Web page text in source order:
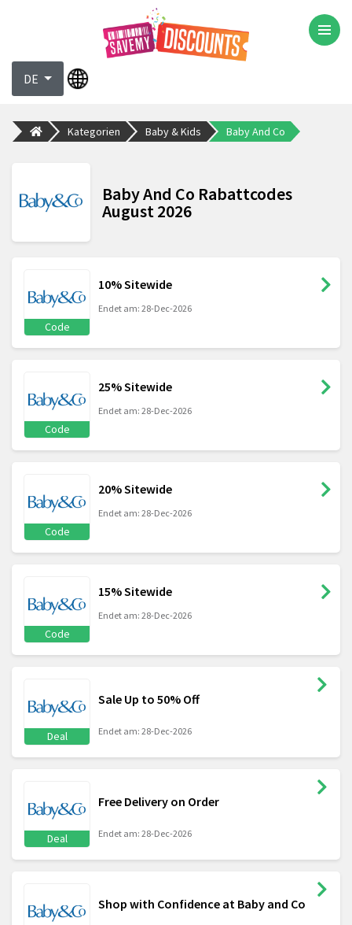
DE
Kategorien Baby & Kids Baby And Co
Baby And Co Rabattcodes
August 2026
Code
10% Sitewide
Endet am: 28-Dec-2026
Code
25% Sitewide
Endet am: 28-Dec-2026
Code
20% Sitewide
Endet am: 28-Dec-2026
Code
15% Sitewide
Endet am: 28-Dec-2026
Deal
Sale Up to 50% Off
Endet am: 28-Dec-2026
Deal
Free Delivery on Order
Endet am: 28-Dec-2026
Shop with Confidence at Baby and Co